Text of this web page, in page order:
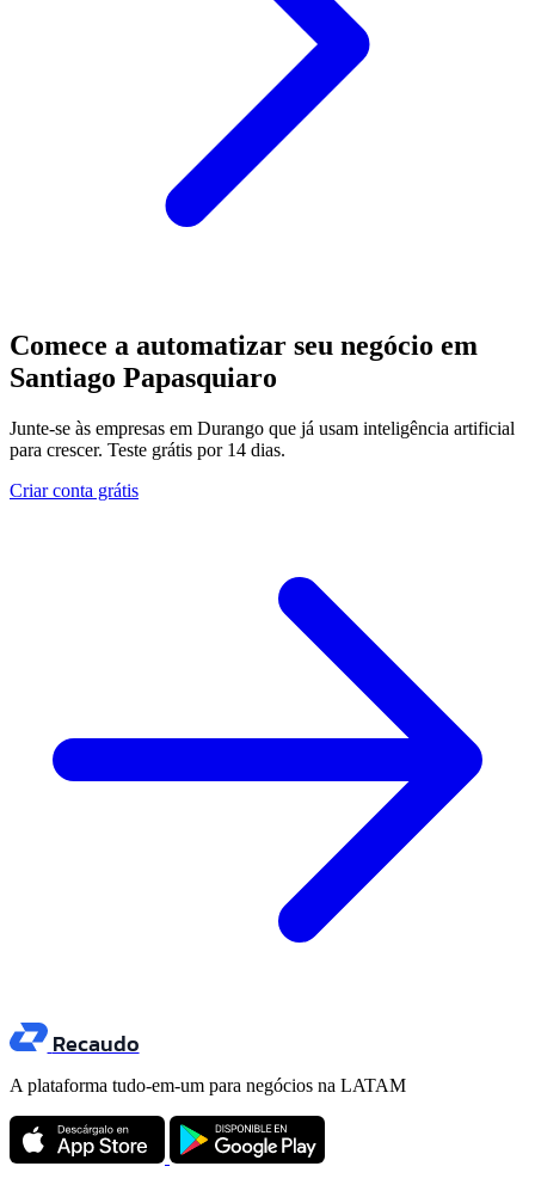
Comece a automatizar seu negócio em
Santiago Papasquiaro
Junte-se às empresas em Durango que já usam inteligência artificial
para crescer. Teste grátis por 14 dias.
Criar conta grátis
Recaudo
A plataforma tudo-em-um para negócios na LATAM